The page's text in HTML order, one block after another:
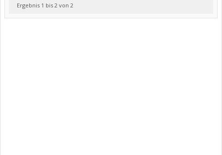
Ergebnis 1 bis 2 von 2